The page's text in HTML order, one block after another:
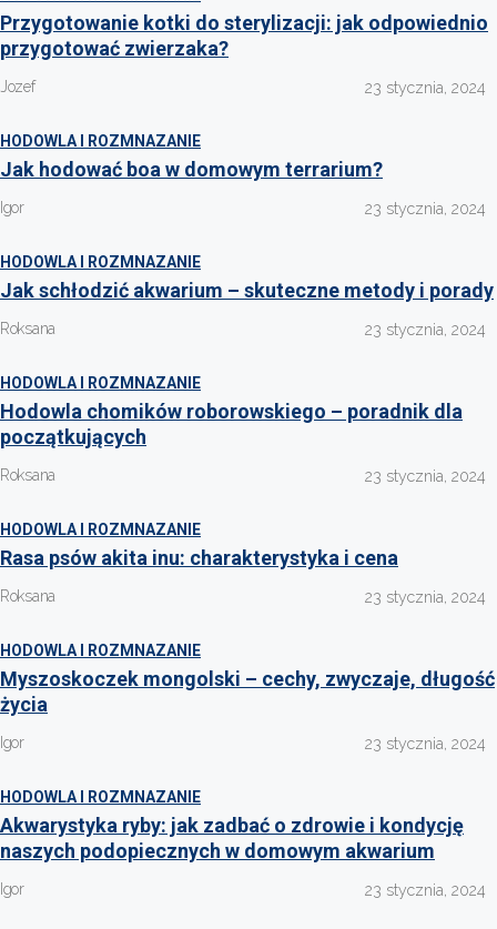
Przygotowanie kotki do sterylizacji: jak odpowiednio
przygotować zwierzaka?
Jozef 23 stycznia, 2024
HODOWLA I ROZMNAZANIE
Jak hodować boa w domowym terrarium?
Igor 23 stycznia, 2024
HODOWLA I ROZMNAZANIE
Jak schłodzić akwarium – skuteczne metody i porady
Roksana 23 stycznia, 2024
HODOWLA I ROZMNAZANIE
Hodowla chomików roborowskiego – poradnik dla
początkujących
Roksana 23 stycznia, 2024
HODOWLA I ROZMNAZANIE
Rasa psów akita inu: charakterystyka i cena
Roksana 23 stycznia, 2024
HODOWLA I ROZMNAZANIE
Myszoskoczek mongolski – cechy, zwyczaje, długość
życia
Igor 23 stycznia, 2024
HODOWLA I ROZMNAZANIE
Akwarystyka ryby: jak zadbać o zdrowie i kondycję
naszych podopiecznych w domowym akwarium
Igor 23 stycznia, 2024